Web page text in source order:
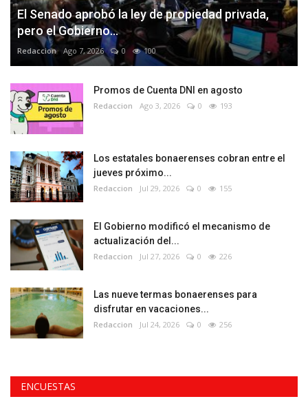
El Senado aprobó la ley de propiedad privada,
pero el Gobierno...
Redaccion Ago 7, 2026 0 100
Promos de Cuenta DNI en agosto
Redaccion Ago 3, 2026 0 193
Los estatales bonaerenses cobran entre el
jueves próximo...
Redaccion Jul 29, 2026 0 155
El Gobierno modificó el mecanismo de
actualización del...
Redaccion Jul 27, 2026 0 226
Las nueve termas bonaerenses para
disfrutar en vacaciones...
Redaccion Jul 24, 2026 0 256
ENCUESTAS